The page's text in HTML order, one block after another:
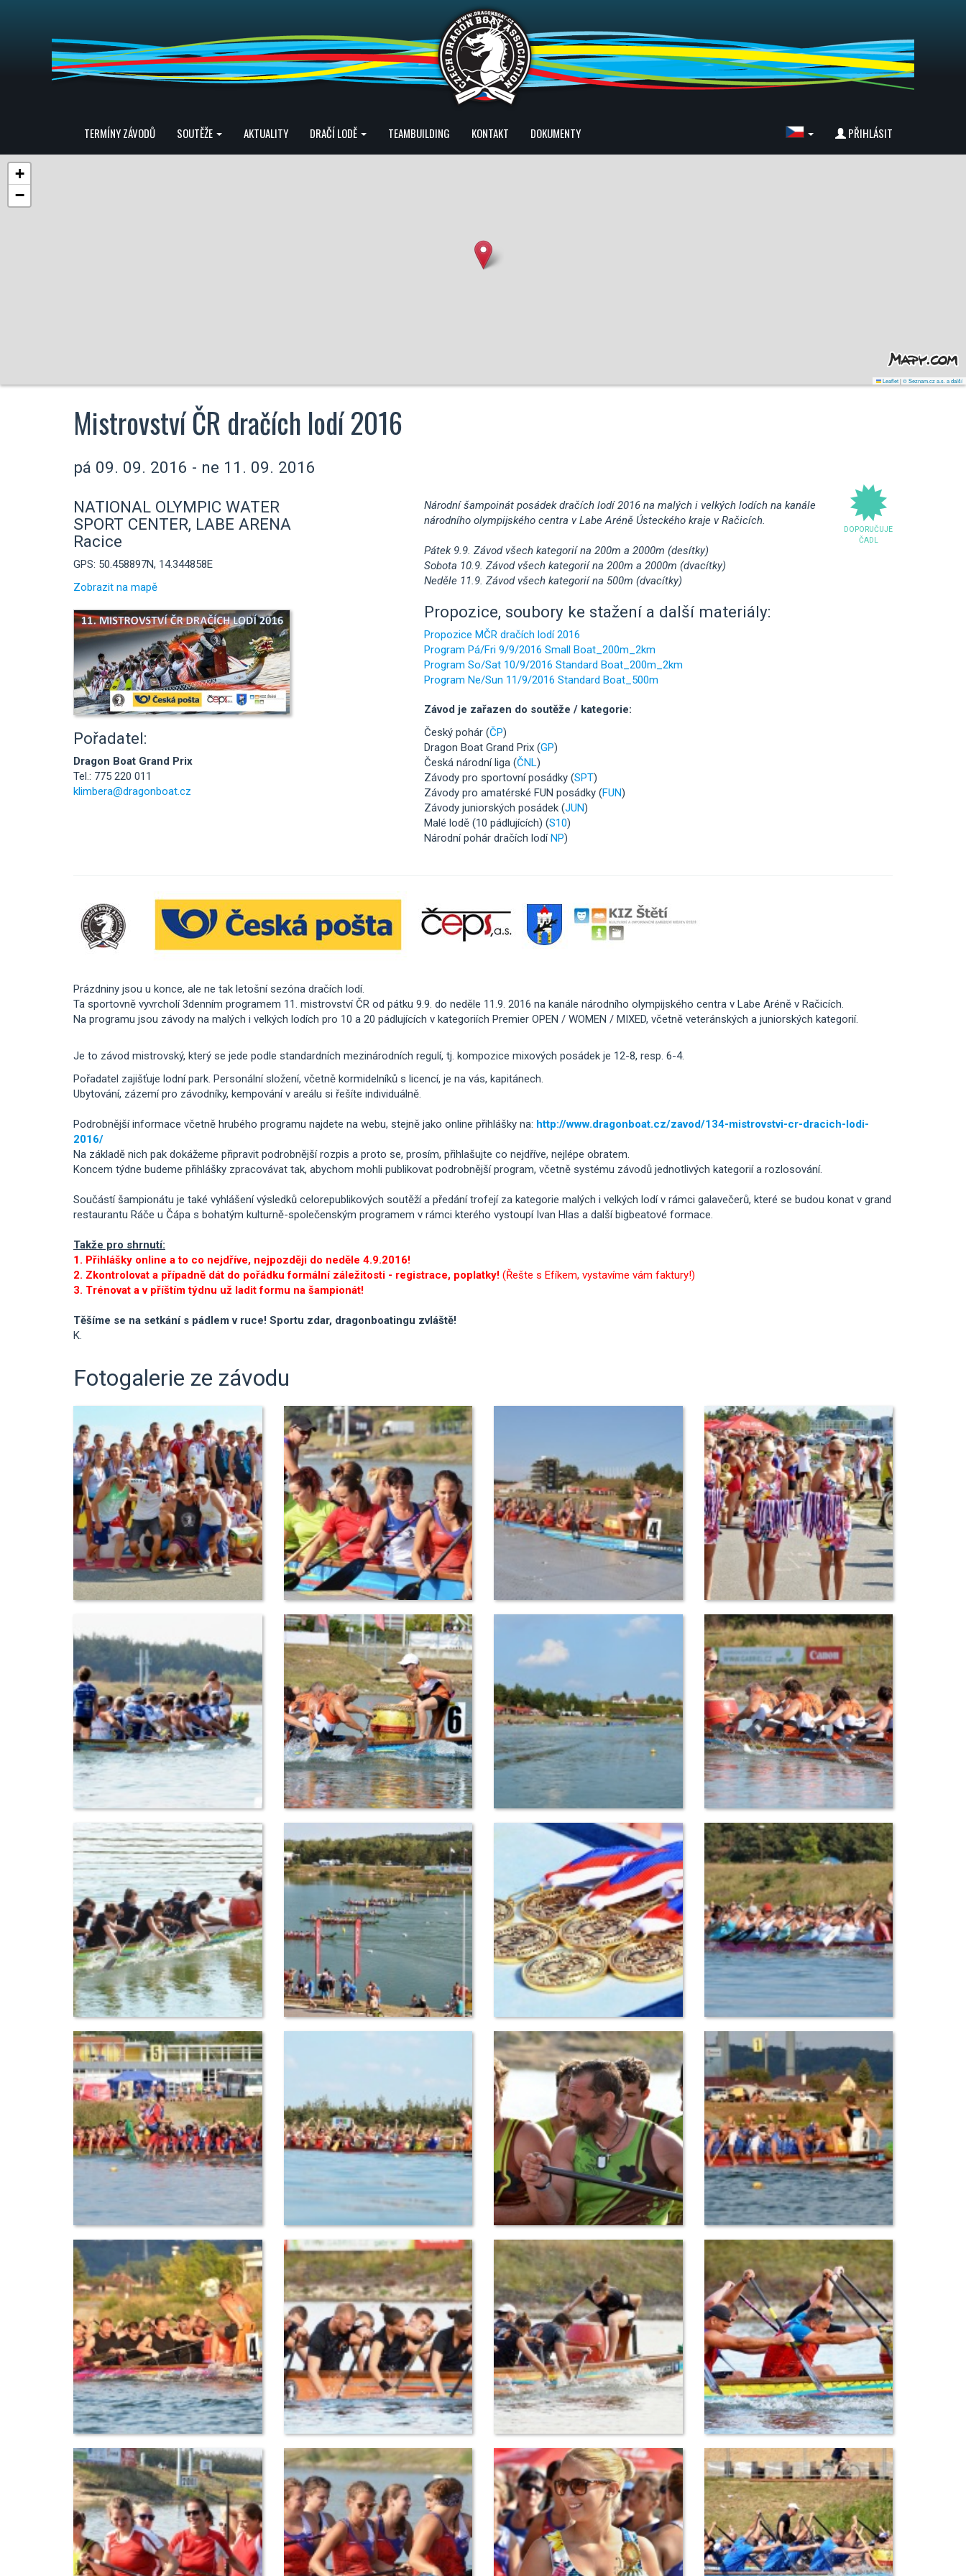
TERMÍNY ZÁVODŮ SOUTĚŽE AKTUALITY DRAČÍ LODĚ TEAMBUILDING KONTAKT DOKUMENTY PŘIHLÁSIT
+
−
Leaflet|© Seznam.cz a.s. a další
Mistrovství ČR dračích lodí 2016
pá 09. 09. 2016 - ne 11. 09. 2016
NATIONAL OLYMPIC WATER
SPORT CENTER, LABE ARENA
Racice
GPS: 50.458897N, 14.344858E
Zobrazit na mapě
Pořadatel:
Dragon Boat Grand Prix
Tel.: 775 220 011
klimbera@dragonboat.cz
DOPORUČUJE
ČADL
Národní šampoinát posádek dračích lodí 2016 na malých i velkých lodích na kanále
národního olympijského centra v Labe Aréně Ústeckého kraje v Račicích.
Pátek 9.9. Závod všech kategorií na 200m a 2000m (desítky)
Sobota 10.9. Závod všech kategorií na 200m a 2000m (dvacítky)
Neděle 11.9. Závod všech kategorií na 500m (dvacítky)
Propozice, soubory ke stažení a další materiály:
Propozice MČR dračích lodí 2016
Program Pá/Fri 9/9/2016 Small Boat_200m_2km
Program So/Sat 10/9/2016 Standard Boat_200m_2km
Program Ne/Sun 11/9/2016 Standard Boat_500m
Závod je zařazen do soutěže / kategorie:
Český pohár (ČP)
Dragon Boat Grand Prix (GP)
Česká národní liga (ČNL)
Závody pro sportovní posádky (SPT)
Závody pro amatérské FUN posádky (FUN)
Závody juniorských posádek (JUN)
Malé lodě (10 pádlujících) (S10)
Národní pohár dračích lodíNP)
Prázdniny jsou u konce, ale ne tak letošní sezóna dračích lodí.
Ta sportovně vyvrcholí 3denním programem 11. mistrovství ČR od pátku 9.9. do neděle 11.9. 2016 na kanále národního olympijského centra v Labe Aréně v Račicích.
Na programu jsou závody na malých i velkých lodích pro 10 a 20 pádlujících v kategoriích Premier OPEN / WOMEN / MIXED, včetně veteránských a juniorských kategorií.
Je to závod mistrovský, který se jede podle standardních mezinárodních regulí, tj. kompozice mixových posádek je 12-8, resp. 6-4.
Pořadatel zajišťuje lodní park. Personální složení, včetně kormidelníků s licencí, je na vás, kapitánech.
Ubytování, zázemí pro závodníky, kempování v areálu si řešíte individuálně.
Podrobnější informace včetně hrubého programu najdete na webu, stejně jako online přihlášky na: http://www.dragonboat.cz/zavod/134-mistrovstvi-cr-dracich-lodi-
2016/
Na základě nich pak dokážeme připravit podrobnější rozpis a proto se, prosím, přihlašujte co nejdříve, nejlépe obratem.
Koncem týdne budeme přihlášky zpracovávat tak, abychom mohli publikovat podrobnější program, včetně systému závodů jednotlivých kategorií a rozlosování.
Součástí šampionátu je také vyhlášení výsledků celorepublikových soutěží a předání trofejí za kategorie malých i velkých lodí v rámci galavečerů, které se budou konat v grand
restaurantu Ráče u Čápa s bohatým kulturně-společenským programem v rámci kterého vystoupí Ivan Hlas a další bigbeatové formace.
Takže pro shrnutí:
1. Přihlášky online a to co nejdříve, nejpozději do neděle 4.9.2016!
2. Zkontrolovat a případně dát do pořádku formální záležitosti - registrace, poplatky! (Řešte s Efíkem, vystavíme vám faktury!)
3. Trénovat a v příštím týdnu už ladit formu na šampionát!
Těšíme se na setkání s pádlem v ruce! Sportu zdar, dragonboatingu zvláště!
K.
Fotogalerie ze závodu